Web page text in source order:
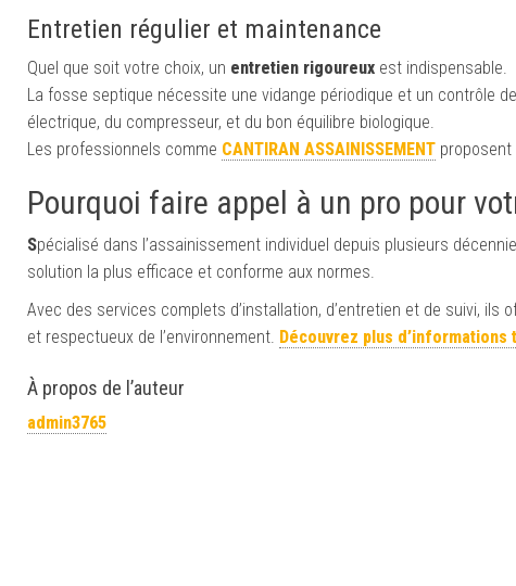
Entretien régulier et maintenance
Quel que soit votre choix, un entretien rigoureux est indispensable.
La fosse septique nécessite une vidange périodique et un contrôle
électrique, du compresseur, et du bon équilibre biologique.
Les professionnels comme CANTIRAN ASSAINISSEMENT
Pourquoi faire appel à un pro pour
Spécialisé dans l’assainissement individuel depuis plusieurs
solution la plus efficace et conforme aux normes.
Avec des services complets d’installation, d’entretien et de suivi,
et respectueux de l’environnement. Découvrez plus d’informations
À propos de l’auteur
admin3765